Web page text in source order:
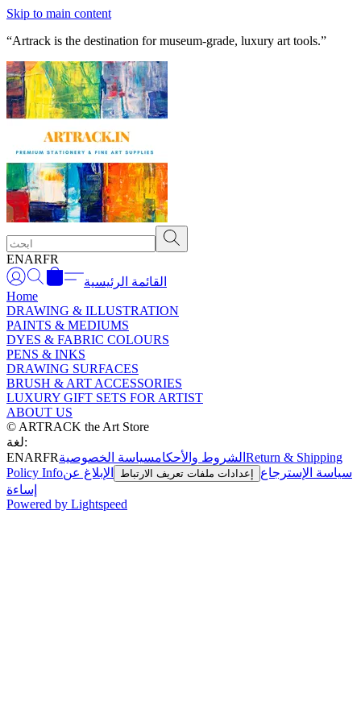
Skip to main content
“Artrack is the destination for museum-grade, luxury art tools.”
ENARFR
القائمة الرئيسية
Home
DRAWING & ILLUSTRATION
PAINTS & MEDIUMS
DYES & FABRIC COLOURS
PENS & INKS
DRAWING SURFACES
BRUSH & ART ACCESSORIES
LUXURY GIFT SETS FOR ARTIST
ABOUT US
© ARTRACK the Art Store
لغة:
ENARFR الشروط والأحكامسياسة الخصوصية
Return & Shipping
Policy Info
سياسة الإسترجاع إعدادات ملفات تعريف الارتباط
الإبلاغ عن
إساءة
Powered by Lightspeed